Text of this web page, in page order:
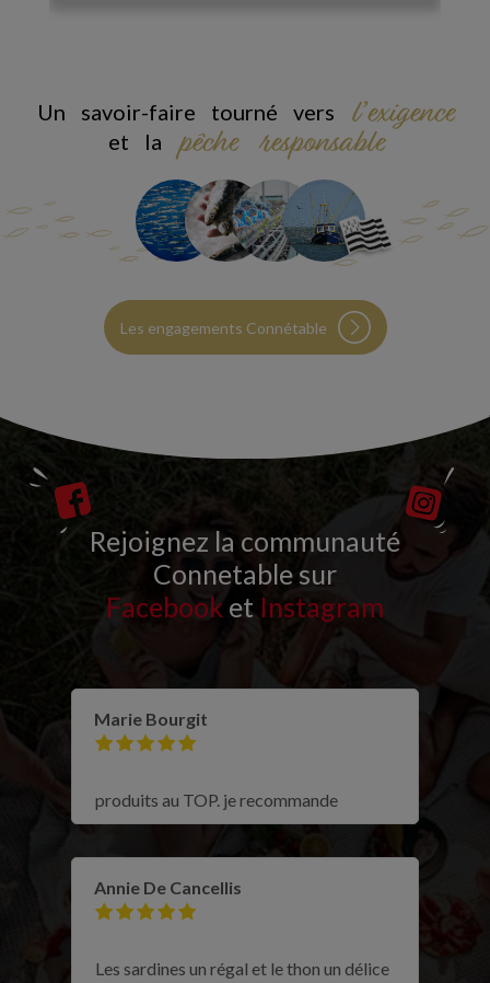
Un savoir-faire tourné vers l’exigence
et la pêche responsable
Les engagements Connétable
Rejoignez la communauté
Connetable sur
Facebooket Instagram
Marie Bourgit
produits au TOP. je recommande
Annie De Cancellis
Les sardines un régal et le thon un délice